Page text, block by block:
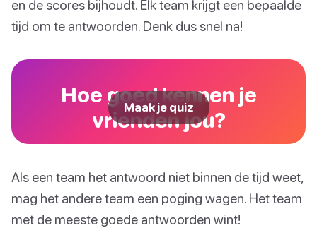
en de scores bijhoudt. Elk team krijgt een bepaalde
tijd om te antwoorden. Denk dus snel na!
Hoe goed kennen je
vrienden jou?
Maak je quiz
Als een team het antwoord niet binnen de tijd weet,
mag het andere team een poging wagen. Het team
met de meeste goede antwoorden wint!